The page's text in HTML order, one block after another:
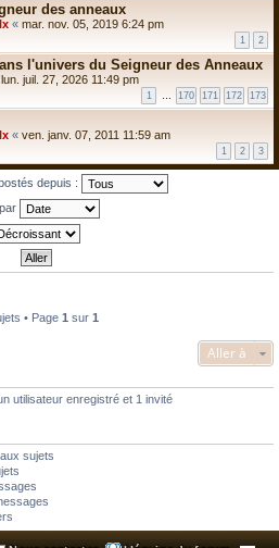
des anneaux
« mar. nov. 05, 2019 6:24 pm
1 2
l'univers du Seigneur des Anneaux
lun. juil. 27, 2026 11:49 pm
1 … 170 171 172 173
« ven. janv. 07, 2011 11:59 am
1 2 3
depuis :
• Page 1 sur 1
Aller à
utilisateur enregistré et 1 invité
sujets